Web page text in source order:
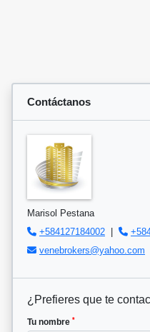
Contáctanos
Marisol Pestana
+584127184002
venebrokers@yahoo.com
¿Prefieres que te
Tu nombre *